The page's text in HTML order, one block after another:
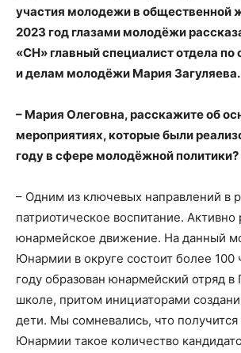
участия молодежи в общественной
2023 год глазами молодёжи
«СН» главный специалист отдела по
и делам молодёжи Мария Загуляева.
– Мария Олеговна, расскажите об
мероприятиях, которые были
году в сфере молодёжной политики?
– Одним из ключевых направлений в
патриотическое воспитание. Активно
юнармейское движение. На данный
Юнармии в округе состоит более 100
году образован юнармейский отряд
школе, притом инициаторами
дети. Мы сомневались, что получится
Юнармии такое количество